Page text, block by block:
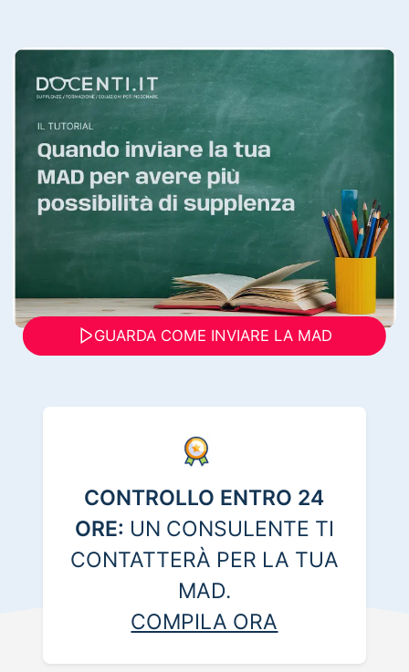
GUARDA COME INVIARE LA MAD
CONTROLLO ENTRO 24
ORE: UN CONSULENTE TI
CONTATTERÀ PER LA TUA
MAD.
COMPILA ORA